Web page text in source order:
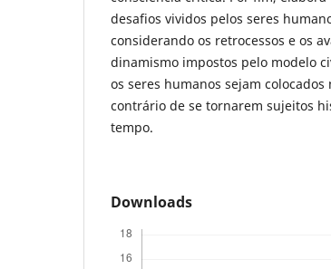
desafios vividos pelos seres
considerando os retrocessos e os
dinamismo impostos pelo modelo
os seres humanos sejam
contrário de se tornarem sujeitos
tempo.
Downloads